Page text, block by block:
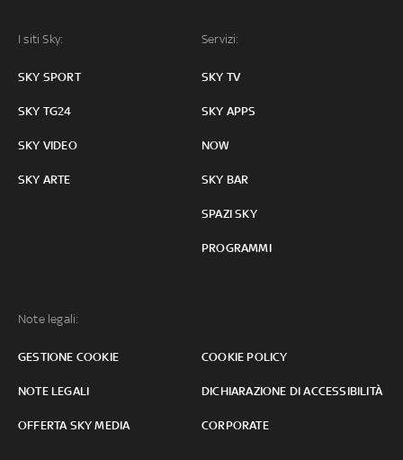
I siti Sky:
SKY SPORT
SKY TG24
SKY VIDEO
SKY ARTE
Servizi:
SKY TV
SKY APPS
NOW
SKY BAR
SPAZI SKY
PROGRAMMI
Note legali:
GESTIONE COOKIE COOKIE POLICY
NOTE LEGALI DICHIARAZIONE DI ACCESSIBILITÀ
OFFERTA SKY MEDIA CORPORATE